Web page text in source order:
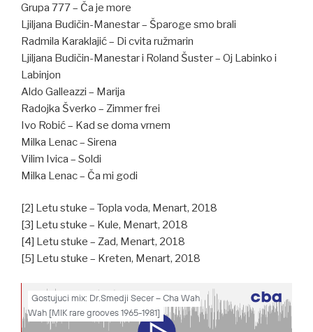
Grupa 777 – Ča je more
Ljiljana Budičin-Manestar – Šparoge smo brali
Radmila Karaklajić – Di cvita ružmarin
Ljiljana Budičin-Manestar i Roland Šuster – Oj Labinko i
Labinjon
Aldo Galleazzi – Marija
Radojka Šverko – Zimmer frei
Ivo Robić – Kad se doma vrnem
Milka Lenac – Sirena
Vilim Ivica – Soldi
Milka Lenac – Ča mi godi
[2] Letu stuke – Topla voda, Menart, 2018
[3] Letu stuke – Kule, Menart, 2018
[4] Letu stuke – Zad, Menart, 2018
[5] Letu stuke – Kreten, Menart, 2018